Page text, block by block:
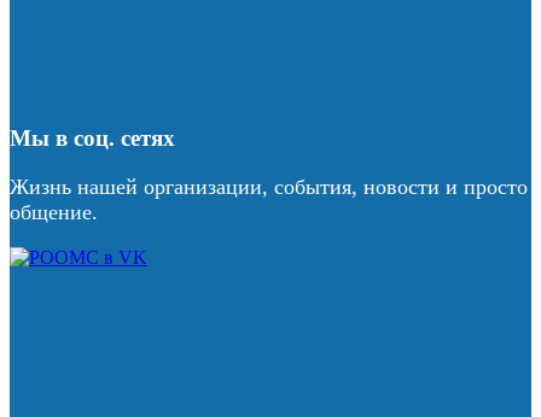
Мы в соц. сетях
Жизнь нашей организации, события, новости и просто
общение.